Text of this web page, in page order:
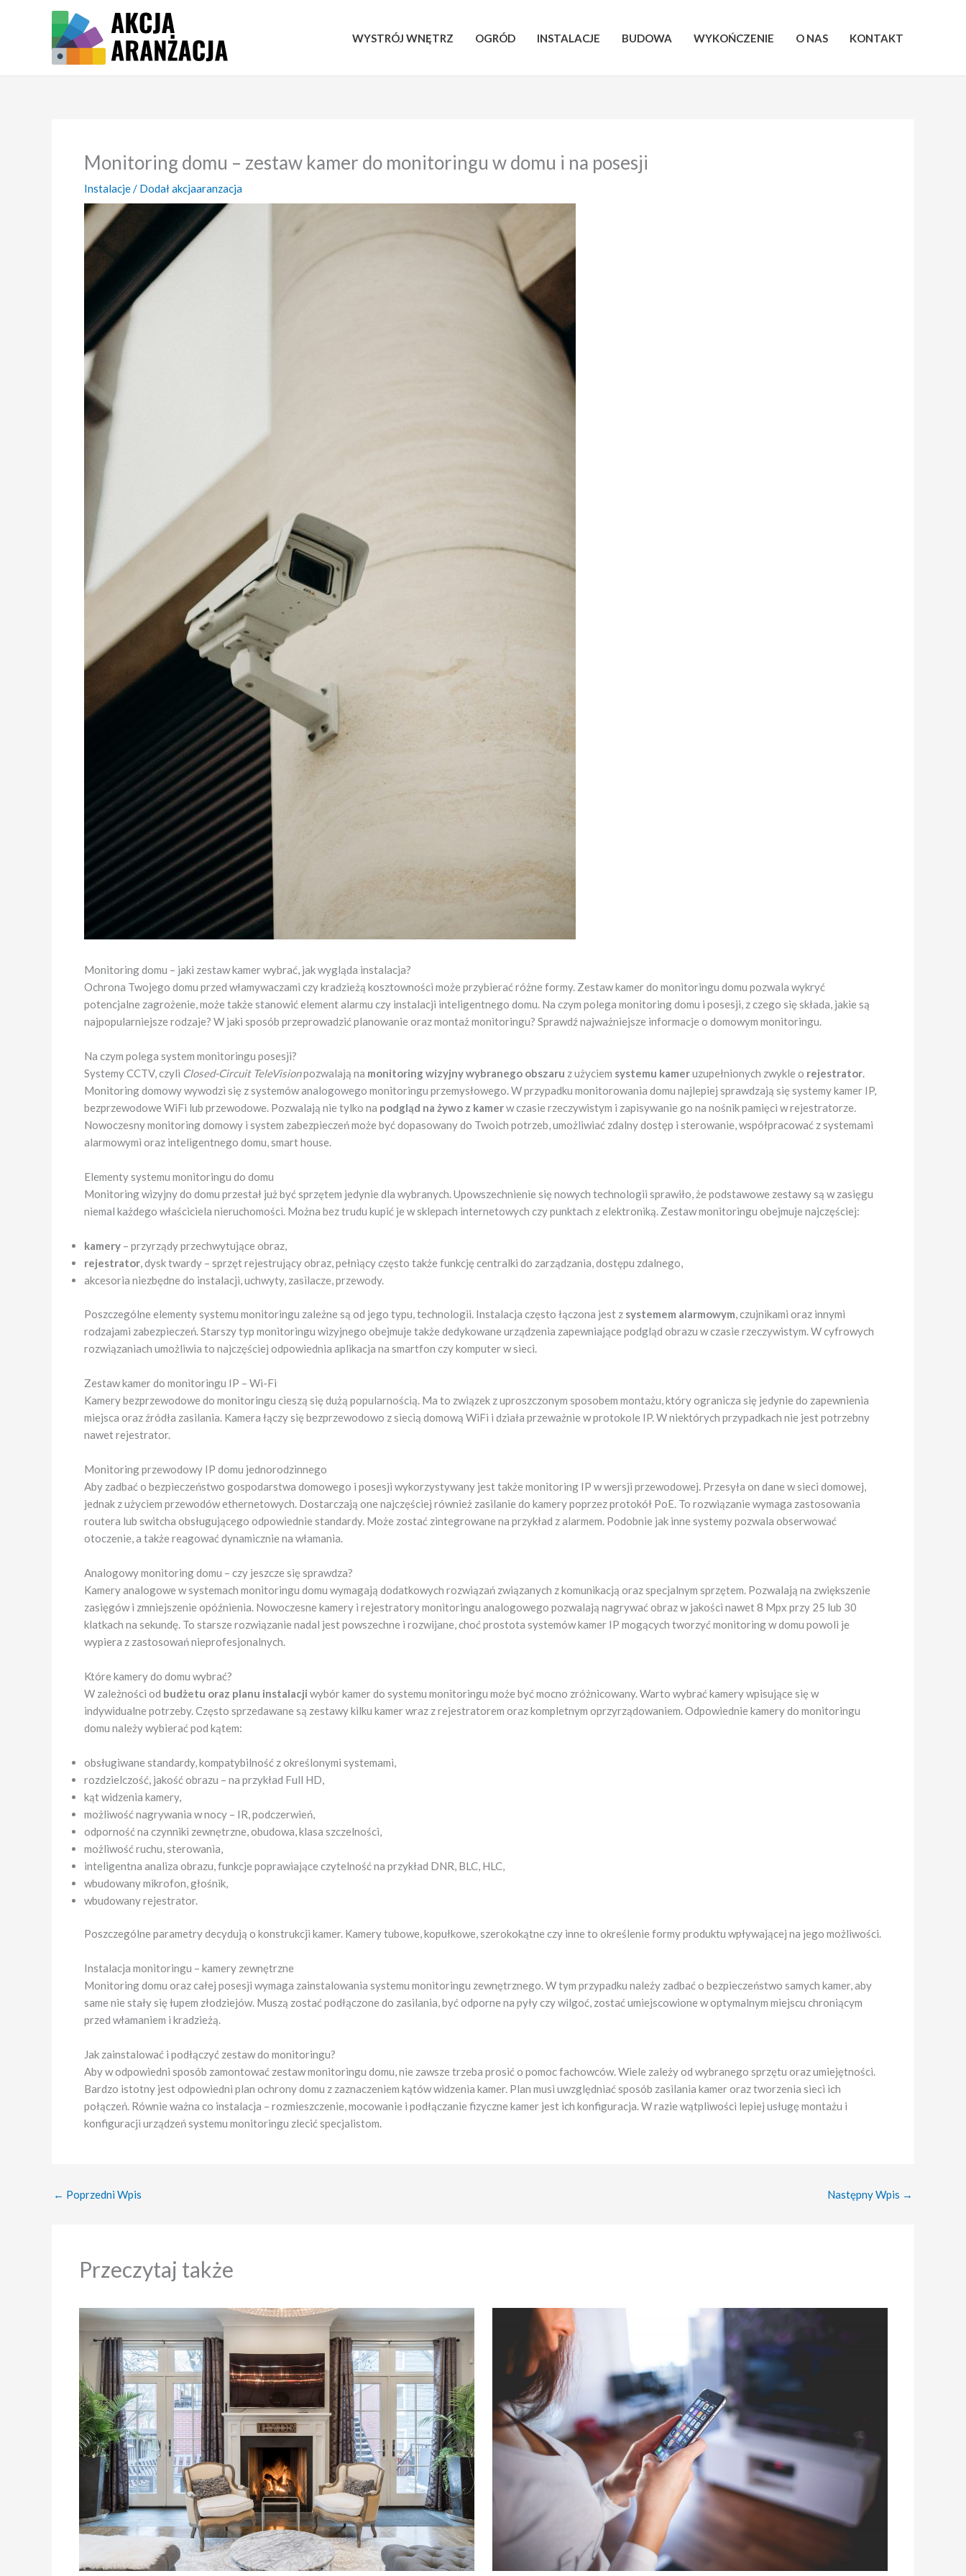
WYSTRÓJ WNĘTRZ OGRÓD INSTALACJE BUDOWA WYKOŃCZENIE O NAS KONTAKT
Monitoring domu – zestaw kamer do monitoringu w domu i na posesji
Instalacje/ Dodałakcjaaranzacja
Monitoring domu – jaki zestaw kamer wybrać, jak wygląda instalacja?
Ochrona Twojego domu przed włamywaczami czy kradzieżą kosztowności może przybierać różne formy. Zestaw kamer do monitoringu domu pozwala wykryć
potencjalne zagrożenie, może także stanowić element alarmu czy instalacji inteligentnego domu. Na czym polega monitoring domu i posesji, z czego się składa, jakie są
najpopularniejsze rodzaje? W jaki sposób przeprowadzić planowanie oraz montaż monitoringu? Sprawdź najważniejsze informacje o domowym monitoringu.
Na czym polega system monitoringu posesji?
Systemy CCTV, czyli Closed-Circuit TeleVisionpozwalają na monitoring wizyjny wybranego obszaru z użyciem systemu kameruzupełnionych zwykle o rejestrator.
Monitoring domowy wywodzi się z systemów analogowego monitoringu przemysłowego. W przypadku monitorowania domu najlepiej sprawdzają się systemy kamer IP,
bezprzewodowe WiFi lub przewodowe. Pozwalają nie tylko na podgląd na żywo z kamerw czasie rzeczywistym i zapisywanie go na nośnik pamięci w rejestratorze.
Nowoczesny monitoring domowy i system zabezpieczeń może być dopasowany do Twoich potrzeb, umożliwiać zdalny dostęp i sterowanie, współpracować z systemami
alarmowymi oraz inteligentnego domu, smart house.
Elementy systemu monitoringu do domu
Monitoring wizyjny do domu przestał już być sprzętem jedynie dla wybranych. Upowszechnienie się nowych technologii sprawiło, że podstawowe zestawy są w zasięgu
niemal każdego właściciela nieruchomości. Można bez trudu kupić je w sklepach internetowych czy punktach z elektroniką. Zestaw monitoringu obejmuje najczęściej:
kamery – przyrządy przechwytujące obraz,
rejestrator, dysk twardy – sprzęt rejestrujący obraz, pełniący często także funkcję centralki do zarządzania, dostępu zdalnego,
akcesoria niezbędne do instalacji, uchwyty, zasilacze, przewody.
Poszczególne elementy systemu monitoringu zależne są od jego typu, technologii. Instalacja często łączona jest z systemem alarmowym , czujnikami oraz innymi
rodzajami zabezpieczeń. Starszy typ monitoringu wizyjnego obejmuje także dedykowane urządzenia zapewniające podgląd obrazu w czasie rzeczywistym. W cyfrowych
rozwiązaniach umożliwia to najczęściej odpowiednia aplikacja na smartfon czy komputer w sieci.
Zestaw kamer do monitoringu IP – Wi-Fi
Kamery bezprzewodowe do monitoringu cieszą się dużą popularnością. Ma to związek z uproszczonym sposobem montażu, który ogranicza się jedynie do zapewnienia
miejsca oraz źródła zasilania. Kamera łączy się bezprzewodowo z siecią domową WiFi i działa przeważnie w protokole IP. W niektórych przypadkach nie jest potrzebny
nawet rejestrator.
Monitoring przewodowy IP domu jednorodzinnego
Aby zadbać o bezpieczeństwo gospodarstwa domowego i posesji wykorzystywany jest także monitoring IP w wersji przewodowej. Przesyła on dane w sieci domowej,
jednak z użyciem przewodów ethernetowych. Dostarczają one najczęściej również zasilanie do kamery poprzez protokół PoE. To rozwiązanie wymaga zastosowania
routera lub switcha obsługującego odpowiednie standardy. Może zostać zintegrowane na przykład z alarmem. Podobnie jak inne systemy pozwala obserwować
otoczenie, a także reagować dynamicznie na włamania.
Analogowy monitoring domu – czy jeszcze się sprawdza?
Kamery analogowe w systemach monitoringu domu wymagają dodatkowych rozwiązań związanych z komunikacją oraz specjalnym sprzętem. Pozwalają na zwiększenie
zasięgów i zmniejszenie opóźnienia. Nowoczesne kamery i rejestratory monitoringu analogowego pozwalają nagrywać obraz w jakości nawet 8 Mpx przy 25 lub 30
klatkach na sekundę. To starsze rozwiązanie nadal jest powszechne i rozwijane, choć prostota systemów kamer IP mogących tworzyć monitoring w domu powoli je
wypiera z zastosowań nieprofesjonalnych.
Które kamery do domu wybrać?
W zależności od budżetu oraz planu instalacji wybór kamer do systemu monitoringu może być mocno zróżnicowany. Warto wybrać kamery wpisujące się w
indywidualne potrzeby. Często sprzedawane są zestawy kilku kamer wraz z rejestratorem oraz kompletnym oprzyrządowaniem. Odpowiednie kamery do monitoringu
domu należy wybierać pod kątem:
obsługiwane standardy, kompatybilność z określonymi systemami,
rozdzielczość, jakość obrazu – na przykład Full HD,
kąt widzenia kamery,
możliwość nagrywania w nocy – IR, podczerwień,
odporność na czynniki zewnętrzne, obudowa, klasa szczelności,
możliwość ruchu, sterowania,
inteligentna analiza obrazu, funkcje poprawiające czytelność na przykład DNR, BLC, HLC,
wbudowany mikrofon, głośnik,
wbudowany rejestrator.
Poszczególne parametry decydują o konstrukcji kamer. Kamery tubowe, kopułkowe, szerokokątne czy inne to określenie formy produktu wpływającej na jego możliwości.
Instalacja monitoringu – kamery zewnętrzne
Monitoring domu oraz całej posesji wymaga zainstalowania systemu monitoringu zewnętrznego. W tym przypadku należy zadbać o bezpieczeństwo samych kamer, aby
same nie stały się łupem złodziejów. Muszą zostać podłączone do zasilania, być odporne na pyły czy wilgoć, zostać umiejscowione w optymalnym miejscu chroniącym
przed włamaniem i kradzieżą.
Jak zainstalować i podłączyć zestaw do monitoringu?
Aby w odpowiedni sposób zamontować zestaw monitoringu domu, nie zawsze trzeba prosić o pomoc fachowców. Wiele zależy od wybranego sprzętu oraz umiejętności.
Bardzo istotny jest odpowiedni plan ochrony domu z zaznaczeniem kątów widzenia kamer. Plan musi uwzględniać sposób zasilania kamer oraz tworzenia sieci ich
połączeń. Równie ważna co instalacja – rozmieszczenie, mocowanie i podłączanie fizyczne kamer jest ich konfiguracja. W razie wątpliwości lepiej usługę montażu i
konfiguracji urządzeń systemu monitoringu zlecić specjalistom.
← Poprzedni Wpis Następny Wpis →
Przeczytaj także